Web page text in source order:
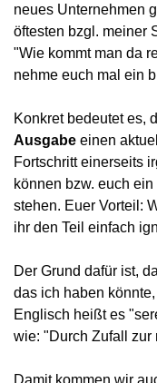
neues Unternehmen
öftesten bzgl. meiner
"Wie kommt man da
nehme euch mal ein
Konkret bedeutet es,
Ausgabe einen
Fortschritt einerseits
können bzw. euch
stehen. Euer Vorteil:
ihr den Teil einfach
Der Grund dafür ist,
das ich haben
Englisch heißt es
wie: "Durch Zufall zur
Damit kommen wir